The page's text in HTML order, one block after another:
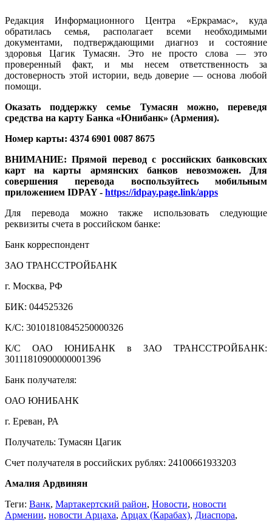
Редакция Информационного Центра «Еркрамас», куда
обратилась семья, располагает всеми необходимыми
документами, подтверждающими диагноз и состояние
здоровья Цагик Тумасян. Это не просто слова — это
проверенный факт, и мы несем ответственность за
достоверность этой истории, ведь доверие — основа любой
помощи.
Оказать поддержку семье Тумасян можно, переведя
средства на карту Банка «Юнибанк» (Армения).
Номер карты: 4374 6901 0087 8675
ВНИМАНИЕ: Прямой перевод с российских банковских
карт на карты армянских банков невозможен. Для
совершения перевода воспользуйтесь мобильным
приложением IDPAY - https://idpay.page.link/apps
Для перевода можно также использовать следующие
реквизиты счета в российском банке:
Банк корреспондент
ЗАО ТРАНССТРОЙБАНК
г. Москва, РФ
БИК: 044525326
K/C: 30101810845250000326
К/С ОАО ЮНИБАНК в ЗАО ТРАНССТРОЙБАНК:
30111810900000001396
Банк получателя:
ОАО ЮНИБАНК
г. Ереван, РА
Получатель: Тумасян Цагик
Счет получателя в российских рублях: 24100661933203
Амалия Ардвинян
Теги: Ванк, Мартакертский район, Новости, новости
Армении, новости Арцаха, Арцах (Карабах), Диаспора,